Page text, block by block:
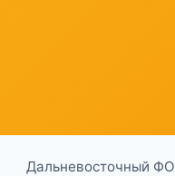
Дальневосточный ФО